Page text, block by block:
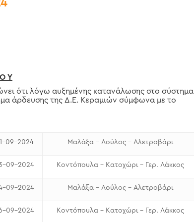
Υ
ότι λόγω αυξημένης κατανάλωσης στο σύστημα
άρδευσης της Δ.Ε. Κεραμιών σύμφωνα με το
09-2024 Μαλάξα – Λούλος – Αλετροβάρι
09-2024 Κοντόπουλα – Κατοχώρι – Γερ. Λάκκος
09-2024 Μαλάξα – Λούλος – Αλετροβάρι
09-2024 Κοντόπουλα – Κατοχώρι – Γερ. Λάκκος